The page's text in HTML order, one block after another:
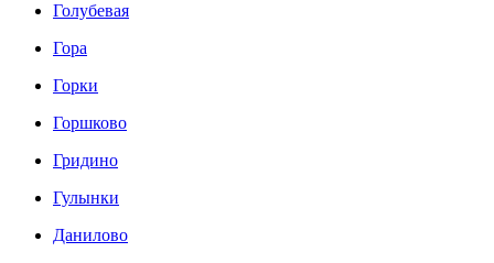
Голубевая
Гора
Горки
Горшково
Гридино
Гулынки
Данилово